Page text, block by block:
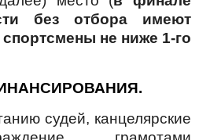
без отбора имеют
не ниже 1-го
судей, канцелярские